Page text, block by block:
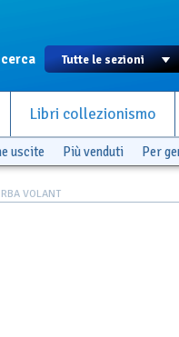
Libri collezionismo
uscite Più venduti Per
VOLANT